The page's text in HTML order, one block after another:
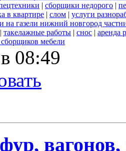
| сборщики недорого |
в квартире | слом | услуги
на газели нижний новгород
| такелажные работы | снос | аренда
сборщиков мебели
08:49